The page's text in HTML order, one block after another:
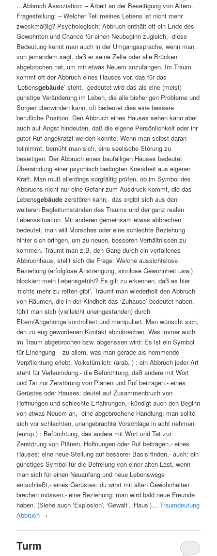
…Abbruch Assoziation: – Arbeit an der Beseitigung von Altem.
Fragestellung: – Welcher Teil meines Lebens ist nicht mehr
zweckmäßig? Psychologisch: Abbruch enthält oft ein Ende des
Gewohnten und Chance für einen Neubeginn zugleich,- diese
Bedeutung kennt man auch in der Umgangssprache, wenn man
von jemandem sagt, daß er seine Zelte oder alle Brücken
abgebrochen hat, um mit etwas Neuem anzufangen. Im Traum
kommt oft der Abbruch eines Hauses vor, das für das
‘Lebensgebäude’ steht,- gedeutet wird das als eine (meist)
günstige Veränderung im Leben, die alle bisherigen Probleme und
Sorgen überwinden kann, oft bedeutet dies eine bessere
berufliche Position. Den Abbruch eines Hauses sehen kann aber
auch auf Angst hindeuten, daß die eigene Persönlichkeit oder ihr
guter Ruf angekratzt werden könnte. Wenn man selbst daran
teilnimmt, bemüht man sich, eine seelische Störung zu
beseitigen. Der Abbruch eines baufälligen Hauses bedeutet
Überwindung einer psychisch bedingten Krankheit aus eigener
Kraft. Man muß allerdings sorgfältig prüfen, ob im Symbol des
Abbruchs nicht nur eine Gefahr zum Ausdruck kommt, die das
Lebensgebäude zerstören kann,- das ergibt sich aus den
weiteren Begleitumständen des Traums und der ganz realen
Lebenssituation. Mit anderen gemeinsam etwas abbrechen
bedeutet, man will Morsches oder eine schlechte Beziehung
hinter sich bringen, um zu neuen, besseren Verhältnissen zu
kommen. Träumt man z.B. den Gang durch ein verfallenes
Abbruchhaus, stellt sich die Frage: Welche aussichtslose
Beziehung (erfolglose Anstrengung, sinnlose Gewohnheit usw.)
blockiert mein Lebensgefühl? Es gilt zu erkennen, daß es hier
‘nichts mehr zu retten gibt’. Träumt man wiederholt den Abbruch
von Räumen, die in der Kindheit das ‘Zuhause’ bedeutet haben,
fühlt man sich (vielleicht uneingestanden) durch
Eltern/Angehörige kontrolliert und manipuliert. Man wünscht sich,
den zu eng gewordenen Kontakt abzubrechen. Was immer auch
im Traum abgebrochen bzw. abgerissen wird: Es ist ein Symbol
für Einengung – zu allem, was man gerade als hemmende
Verpflichtung erlebt. Volkstümlich: (arab. ) : ein Abbruch jeder Art
steht für Verleumdung,- die Befürchtung, daß andere mit Wort
und Tat zur Zerstörung von Plänen und Ruf beitragen,- eines
Gerüstes oder Hauses: deutet auf Zusammenbruch von
Hoffnungen und schlechte Erfahrungen,- kündigt auch den Beginn
von etwas Neuem an,- eine abgebrochene Handlung: man sollte
sich vor schlechten, unangebrachte Vorschläge in acht nehmen.
(europ.) : Befürchtung, das andere mit Wort und Tat zur
Zerstörung von Plänen, Hoffnungen oder Ruf beitragen,- eines
Hauses: eine neue Stellung auf besserer Basis finden,- auch: ein
günstiges Symbol für die Befreiung von einer alten Last, wenn
man sich für einen Neuanfang und neue Lebenswege
entschließt,- eines Gerüstes: du wirst mit alten Gewohnheiten
brechen müssen,- eine Beziehung: man wird bald neue Freunde
haben. (Siehe auch ‘Explosion’, ‘Gewalt’, ‘Haus’)…Traumdeutung
Abbruch →
Turm